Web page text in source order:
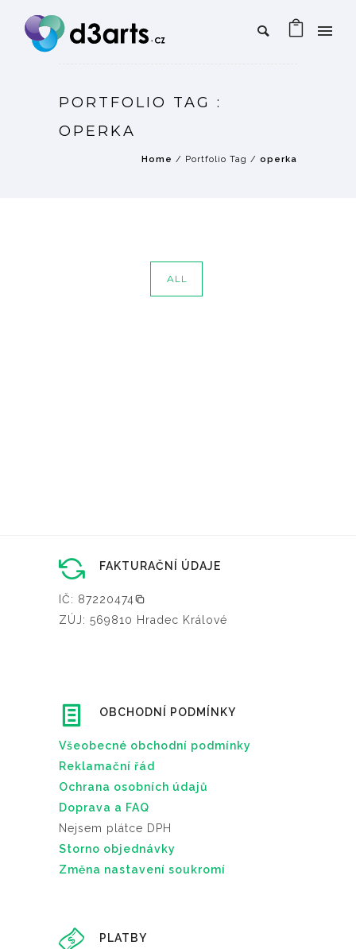
PORTFOLIO TAG :
OPERKA
Home / Portfolio Tag / operka
ALL
FAKTURAČNÍ ÚDAJE
IČ: 87220474
ZÚJ: 569810 Hradec Králové
OBCHODNÍ PODMÍNKY
Všeobecné obchodní podmínky
Reklamační řád
Ochrana osobních údajů
Doprava a FAQ
Nejsem plátce DPH
Storno objednávky
Změna nastavení soukromí
PLATBY